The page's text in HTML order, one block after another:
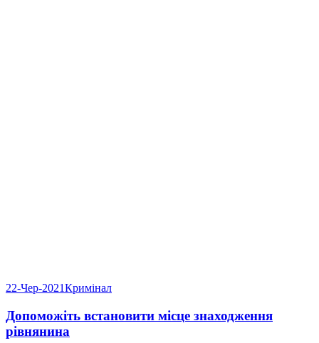
22-Чер-2021Кримінал
Допоможіть встановити місце знаходження
рівнянина